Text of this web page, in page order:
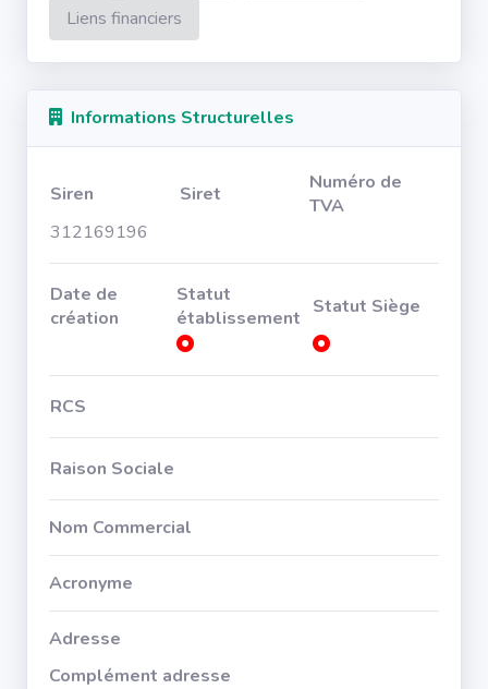
Liens financiers
Informations Structurelles
Siren Siret
Numéro de
TVA
312169196
Date de
création
Statut
établissement Statut Siège
RCS
Raison Sociale
Nom Commercial
Acronyme
Adresse
Complément adresse